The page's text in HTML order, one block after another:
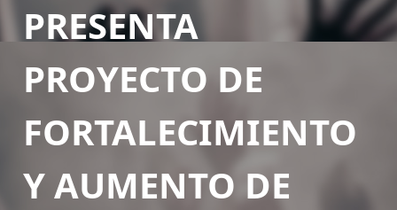
PRESENTA
PROYECTO DE
FORTALECIMIENTO
Y AUMENTO DE